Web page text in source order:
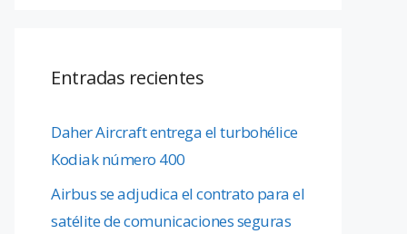
Entradas recientes
Daher Aircraft entrega el turbohélice
Kodiak número 400
Airbus se adjudica el contrato para el
satélite de comunicaciones seguras